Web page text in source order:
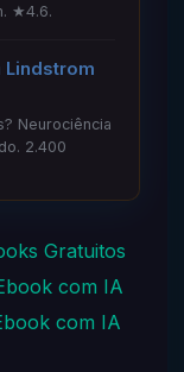
★4.6.
Neurociência
2.400
Gratuitos
com IA
com IA